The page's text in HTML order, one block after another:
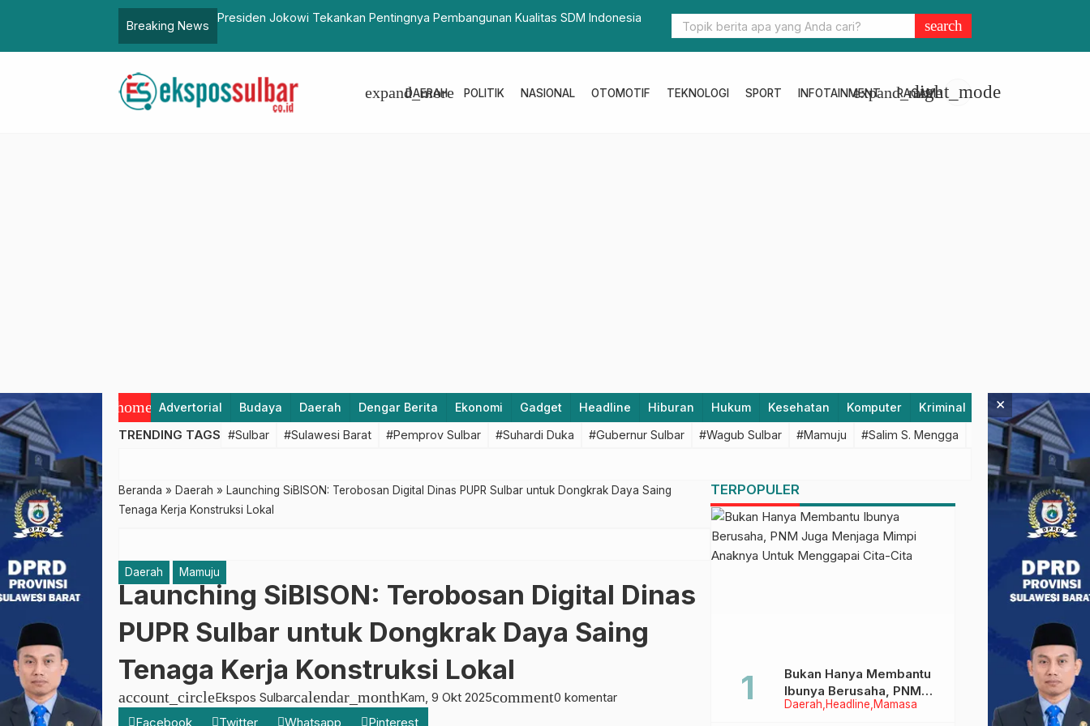
Breaking News
Ditlantas Polda Sulbar Gelar Bakti Kesehatan dan Baksos, Meriahkan Hut Lantas
Libur Panjang Usai, Pemkab Pasangkayu Sidak OPD
search
DAERAH
expand_more POLITIK NASIONAL OTOMOTIF TEKNOLOGI SPORT INFOTAINMENT RAGAM
expand_morelight_mode
home Advertorial Budaya Daerah Dengar Berita Ekonomi Gadget Headline Hiburan Hukum Kesehatan Komputer Kriminal Lifestyle
TRENDING TAGS #Sulbar #Sulawesi Barat #Pemprov Sulbar #Suhardi Duka #Gubernur Sulbar #Wagub Sulbar #Mamuju #Salim S. Mengga #featured #Polda
Beranda » Daerah » Launching SiBISON: Terobosan Digital Dinas PUPR Sulbar untuk Dongkrak Daya Saing
Tenaga Kerja Konstruksi Lokal
Daerah Mamuju
Launching SiBISON: Terobosan Digital Dinas
PUPR Sulbar untuk Dongkrak Daya Saing
Tenaga Kerja Konstruksi Lokal
account_circleEkspos Sulbarcalendar_monthKam, 9 Okt 2025comment0 komentar
Facebook
Twitter Whatsapp Pinterest
TERPOPULER
Daerah Headline Mamasa
Bukan Hanya Membantu
Ibunya Berusaha, PNM
Juga Menjaga Mimpi
×